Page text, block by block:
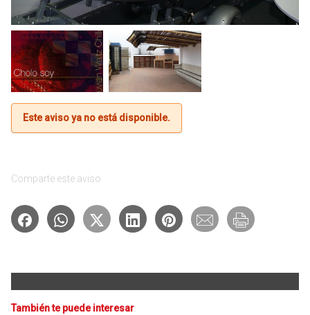
Este aviso ya no está disponible.
Comparte este aviso
También te puede interesar